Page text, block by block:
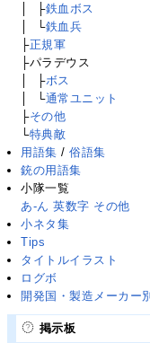
├鉄血ボス
└鉄血兵
├正規軍
├パラデウス
├ボス
└通常ユニット
├その他
└特典敵
用語集 /俗語集
銃の用語集
小隊一覧
あ-ん 英数字 その他
小ネタ集
Tips
タイトルイラスト
ログボ
開発国・製造メーカー
掲示板